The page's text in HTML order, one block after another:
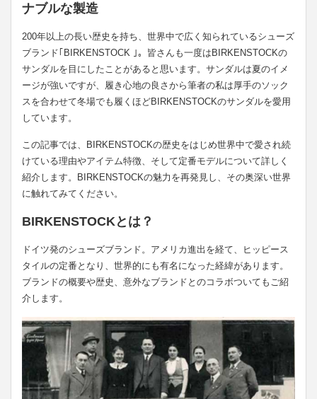
ナブルな製造
200年以上の長い歴史を持ち、世界中で広く知られているシューズ
ブランド｢BIRKENSTOCK ｣。皆さんも一度はBIRKENSTOCKの
サンダルを目にしたことがあると思います。サンダルは夏のイメ
ージが強いですが、履き心地の良さから筆者の私は厚手のソック
スを合わせて冬場でも履くほどBIRKENSTOCKのサンダルを愛用
しています。
この記事では、BIRKENSTOCKの歴史をはじめ世界中で愛され続
けている理由やアイテム特徴、そして定番モデルについて詳しく
紹介します。BIRKENSTOCKの魅力を再発見し、その奥深い世界
に触れてみてください。
BIRKENSTOCKとは？
ドイツ発のシューズブランド。アメリカ進出を経て、ヒッピース
タイルの定番となり、世界的にも有名になった経緯があります。
ブランドの概要や歴史、意外なブランドとのコラボついてもご紹
介します。